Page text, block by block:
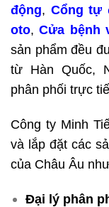
động, Cổng tự
oto,Cửa bệnh
sản phẩm đều
từ Hàn Quốc,
phân phối trực
Công ty Minh
và lắp đặt các
của Châu Âu
Đại lý phân